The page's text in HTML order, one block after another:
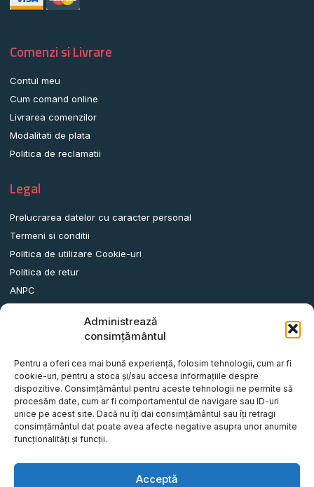
Administrează
consimțământul
Pentru a oferi cea mai bună experiență, folosim tehnologii, cum ar fi
cookie-uri, pentru a stoca și/sau accesa informațiile despre
dispozitive. Consimțământul pentru aceste tehnologii ne permite să
procesăm date, cum ar fi comportamentul de navigare sau ID-uri
unice pe acest site. Dacă nu îți dai consimțământul sau îți retragi
consimțământul dat poate avea afecte negative asupra unor anumite
funcționalități și funcții.
Acceptă
Comenzi si Livrare
Contul meu
Cum comand online
Livrarea comenzilor
Modalitati de plata
Politica de reclamatii
Legal
Prelucrarea datelor cu caracter personal
Termeni si conditii
Politica de utilizare Cookie-uri
Politica de retur
ANPC
info@remorci-platforme.ro
0786.720.706
0786.720.707
0786.720.708